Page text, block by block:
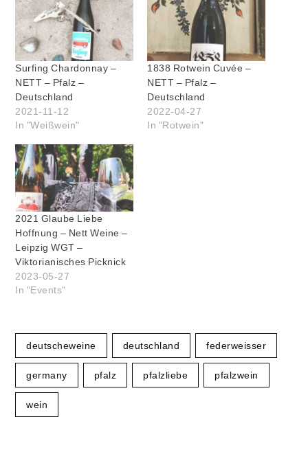
Surfing Chardonnay –
NETT – Pfalz –
Deutschland
2021-11-12
In "Weißwein"
1838 Rotwein Cuvée –
NETT – Pfalz –
Deutschland
2022-04-27
In "Rotwein"
2021 Glaube Liebe
Hoffnung – Nett Weine –
Leipzig WGT –
Viktorianisches Picknick
2023-05-27
In "Events"
deutscheweine deutschland federweisser
germany pfalz pfalzliebe pfalzwein
wein